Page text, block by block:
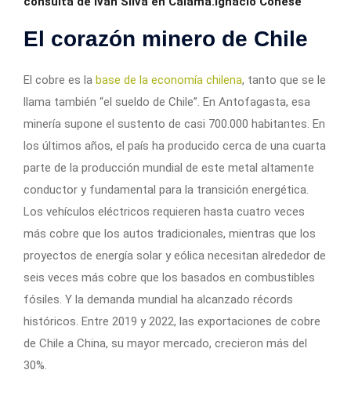
El corazón minero de Chile
El cobre es la base de la economía chilena, tanto que se le
llama también “el sueldo de Chile”. En Antofagasta, esa
minería supone el sustento de casi 700.000 habitantes. En
los últimos años, el país ha producido cerca de una cuarta
parte de la producción mundial de este metal altamente
conductor y fundamental para la transición energética.
Los vehículos eléctricos requieren hasta cuatro veces
más cobre que los autos tradicionales, mientras que los
proyectos de energía solar y eólica necesitan alrededor de
seis veces más cobre que los basados en combustibles
fósiles. Y la demanda mundial ha alcanzado récords
históricos. Entre 2019 y 2022, las exportaciones de cobre
de Chile a China, su mayor mercado, crecieron más del
30%.